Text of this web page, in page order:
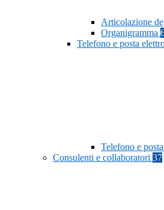
Articolazione
Organigramma
Telefono e posta
Telefono e
Consulenti e collaboratori 37